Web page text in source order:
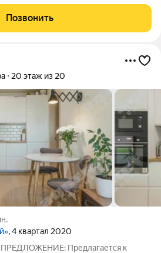
Перекрёсток, Максидом,
можно
Позвонить
20 этаж из 20
, 4 квартал 2020
Предлагается к